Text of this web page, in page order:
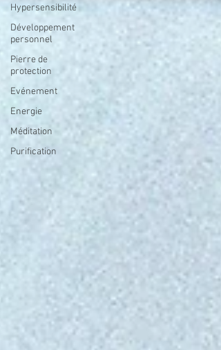
Hypersensibilité
Développement
personnel
Pierre de
protection
Evénement
Energie
Méditation
Purification